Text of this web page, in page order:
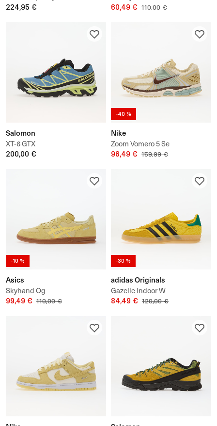
224,95 € 60,49 € 110,00 €
Salomon
XT-6 GTX
200,00 €
-40 %
Nike
Zoom Vomero 5 Se
96,49 € 159,99 €
-10 %
Asics
Skyhand Og
99,49 € 110,00 €
-30 %
adidas Originals
Gazelle Indoor W
84,49 € 120,00 €